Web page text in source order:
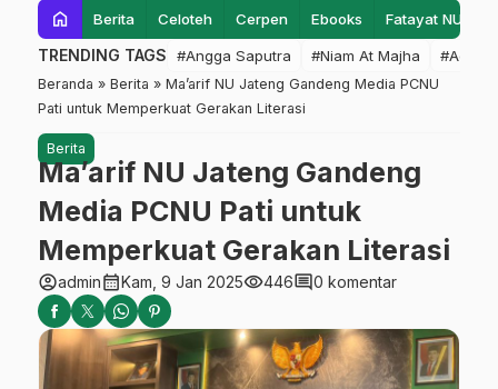
home Berita Celoteh Cerpen Ebooks Fatayat NU
TRENDING TAGS #Angga Saputra #Niam At Majha #Admin
Beranda » Berita » Ma’arif NU Jateng Gandeng Media PCNU
Pati untuk Memperkuat Gerakan Literasi
Berita
Ma’arif NU Jateng Gandeng
Media PCNU Pati untuk
Memperkuat Gerakan Literasi
account_circleadmincalendar_monthKam, 9 Jan 2025visibility446comment0 komentar